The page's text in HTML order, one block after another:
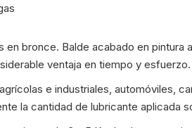
bronce. Balde acabado en
ventaja en tiempo y esfuerzo.
e industriales, automóviles,
la cantidad de lubricante aplicada